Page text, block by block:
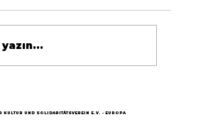
uyandırdı...
KULTUR UND SOLIDARITÄTSVEREIN E.V. - EUROPA